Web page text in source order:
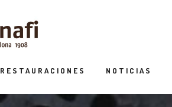
RESTAURACIONES NOTICIAS